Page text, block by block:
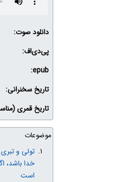
دانلود صوت:
پی‌دی‌اف:
epub:
تاریخ سخنرانی:
تاریخ قمری
موضوعات
تولی و
خدا باشد،
است